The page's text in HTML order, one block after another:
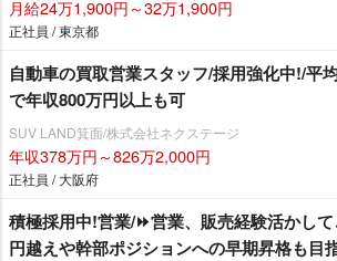
月給24万1,900円～32万1,900円
正社員 / 東京都
自動車の買取営業スタッフ/採用強化中!/平
で年収800万円以上も可
SUV LAND箕面/株式会社ネクステージ
年収378万円～826万2,000円
正社員 / 大阪府
積極採用中!営業/⏩️営業、販売経験活かし
円越えや幹部ポジションへの早期昇格も目